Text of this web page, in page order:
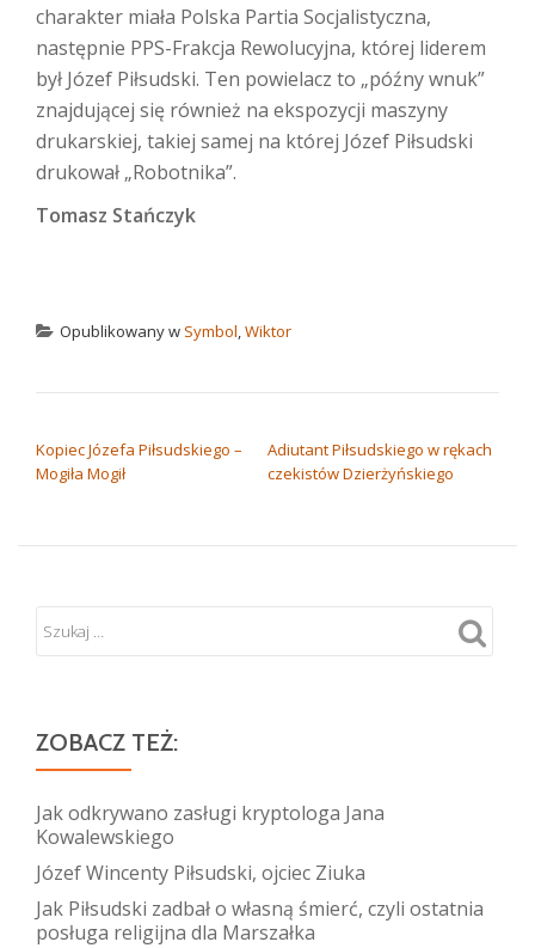
charakter miała Polska Partia Socjalistyczna,
następnie PPS-Frakcja Rewolucyjna, której liderem
był Józef Piłsudski. Ten powielacz to „późny wnuk”
znajdującej się również na ekspozycji maszyny
drukarskiej, takiej samej na której Józef Piłsudski
drukował „Robotnika”.
Tomasz Stańczyk
Opublikowany w Symbol,Wiktor
Kopiec Józefa Piłsudskiego –
Mogiła Mogił
Adiutant Piłsudskiego w rękach
czekistów Dzierżyńskiego
ZOBACZ TEŻ:
Jak odkrywano zasługi kryptologa Jana
Kowalewskiego
Józef Wincenty Piłsudski, ojciec Ziuka
Jak Piłsudski zadbał o własną śmierć, czyli ostatnia
posługa religijna dla Marszałka